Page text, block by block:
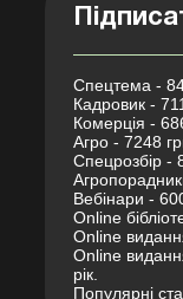
Спецтема -
Кадровик -
Комерція -
Агро - 7248
Спецрозбір -
Вебінари -
Online
Online
Online
рік.
Популярні